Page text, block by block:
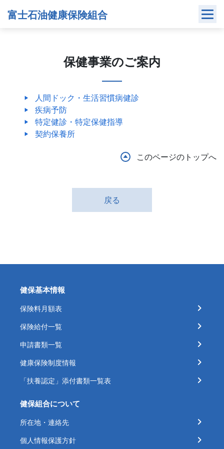
富士石油健康保険組合
保健事業のご案内
人間ドック・生活習慣病健診
疾病予防
特定健診・特定保健指導
契約保養所
このページのトップへ
戻る
健保基本情報
保険料月額表
保険給付一覧
申請書類一覧
健康保険制度情報
「扶養認定」添付書類一覧表
健保組合について
所在地・連絡先
個人情報保護方針